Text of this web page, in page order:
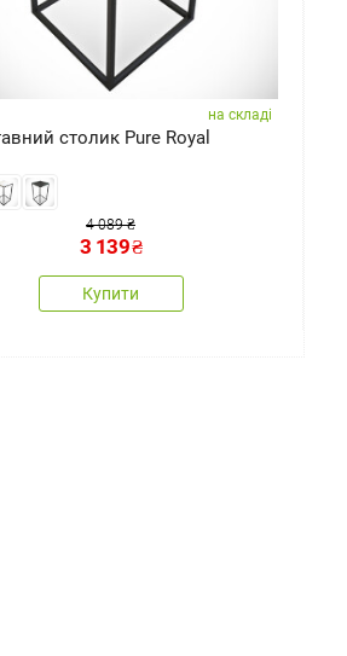
на складі
столик Pure Royal
4 089 ₴
3 139₴
Купити